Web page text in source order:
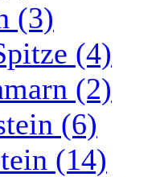
(3)
(4)
(2)
(6)
(14)